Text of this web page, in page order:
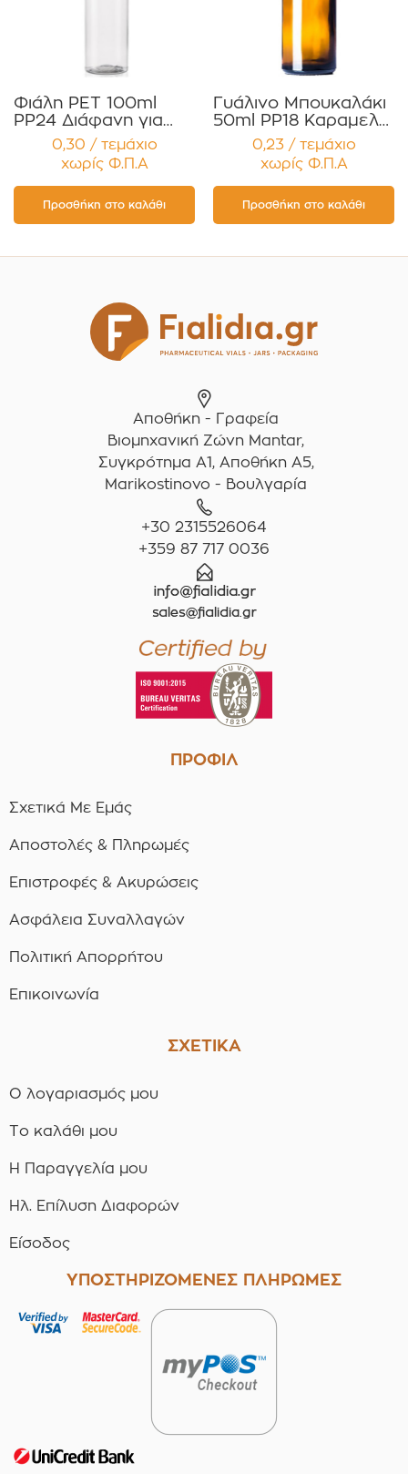
Φιάλη PET 100ml
PP24 Διάφανη για
Κρέμες, Έλαια,
Σαμπουάν ,
Αφρόλουτρα ,
Αντηλιακά
Συσκευασία 12
τεμαχίων
0,30 / τεμάχιο
χωρίς Φ.Π.Α
Προσθήκη στο καλάθι
Γυάλινο Μπουκαλάκι
50ml PP18 Καραμελέ
για Αιθέρια Έλαια ,
Βάμματα , Αρώματα
Συσκευασία 12
τεμαχίων
0,23 / τεμάχιο
χωρίς Φ.Π.Α
Προσθήκη στο καλάθι
Αποθήκη - Γραφεία
Βιομηχανική Ζώνη Mantar,
Συγκρότημα A1, Αποθήκη Α5,
Marikostinovo - Βουλγαρία
+30 2315526064
+359 87 717 0036
ΠΡΟΦΙΛ
Σχετικά Με Εμάς
Αποστολές & Πληρωμές
Επιστροφές & Ακυρώσεις
Ασφάλεια Συναλλαγών
Πολιτική Απορρήτου
Επικοινωνία
ΣΧΕΤΙΚΑ
Ο λογαριασμός μου
Το καλάθι μου
Η Παραγγελία μου
Ηλ. Επίλυση Διαφορών
Είσοδος
ΥΠΟΣΤΗΡΙΖΟΜΕΝΕΣ ΠΛΗΡΩΜΕΣ